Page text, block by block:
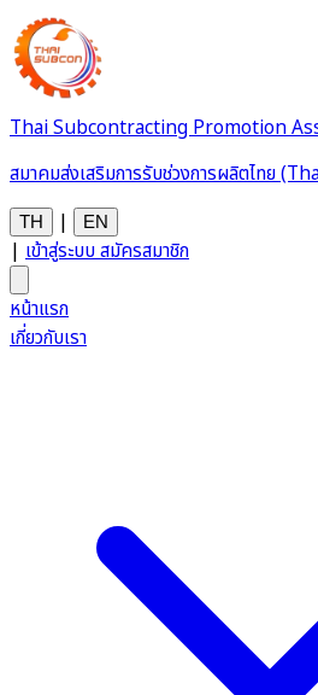
Thai Subcontracting Promotion
สมาคมส่งเสริมการรับช่วงการผลิตไทย
TH | EN
| เข้าสู่ระบบสมัครสมาชิก
หน้าแรก
เกี่ยวกับเรา